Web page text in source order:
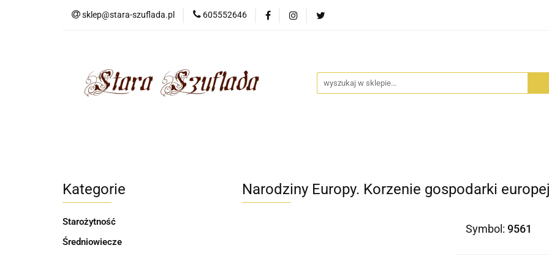
sklep@stara-szuflada.pl 605552646
NOWOŚCI STARA SZUFLADA
Kategorie
Starożytność
Średniowiecze
Narodziny Europy. Korzenie gospodarki
Symbol:9561